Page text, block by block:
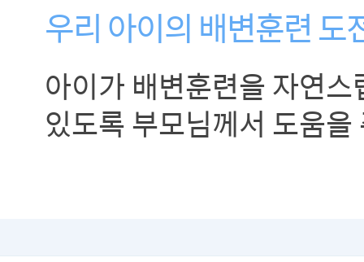
우리 아이의 배변훈련 도
아이가 배변훈련을 자연
있도록 부모님께서 도움